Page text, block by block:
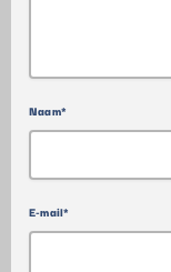
Naam*
E-mail*